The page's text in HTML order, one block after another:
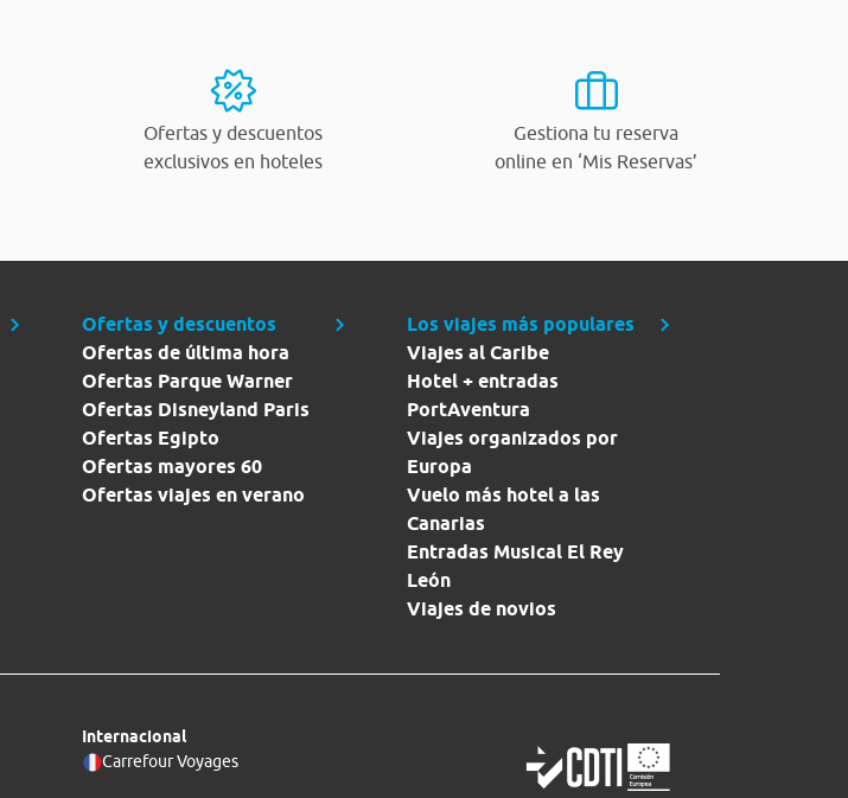
Ofertas y descuentos
exclusivos en hoteles
Gestiona tu reserva
online en ‘Mis Reservas’
Ofertas y descuentos
Ofertas de última hora
Ofertas Parque Warner
Ofertas Disneyland Paris
Ofertas Egipto
Ofertas mayores 60
Ofertas viajes en verano
Los viajes más populares
Viajes al Caribe
Hotel + entradas
PortAventura
Viajes organizados por
Europa
Vuelo más hotel a las
Canarias
Entradas Musical El Rey
León
Viajes de novios
Internacional
Carrefour Voyages